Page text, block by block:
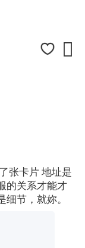

张卡片 地址是
的关系才能才
节，就妳。